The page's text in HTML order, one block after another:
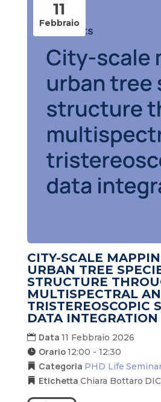
11
Febbraio
CITY-SCALE
URBAN TREE
STRUCTURE
MULTISPECTRAL
TRISTEREOSCOPIC
DATA INTEGRATION
Data 11 Febbraio 2026
Orario12:00 - 12:30
Categoria PHD Life
Etichetta Chiara Bottaro